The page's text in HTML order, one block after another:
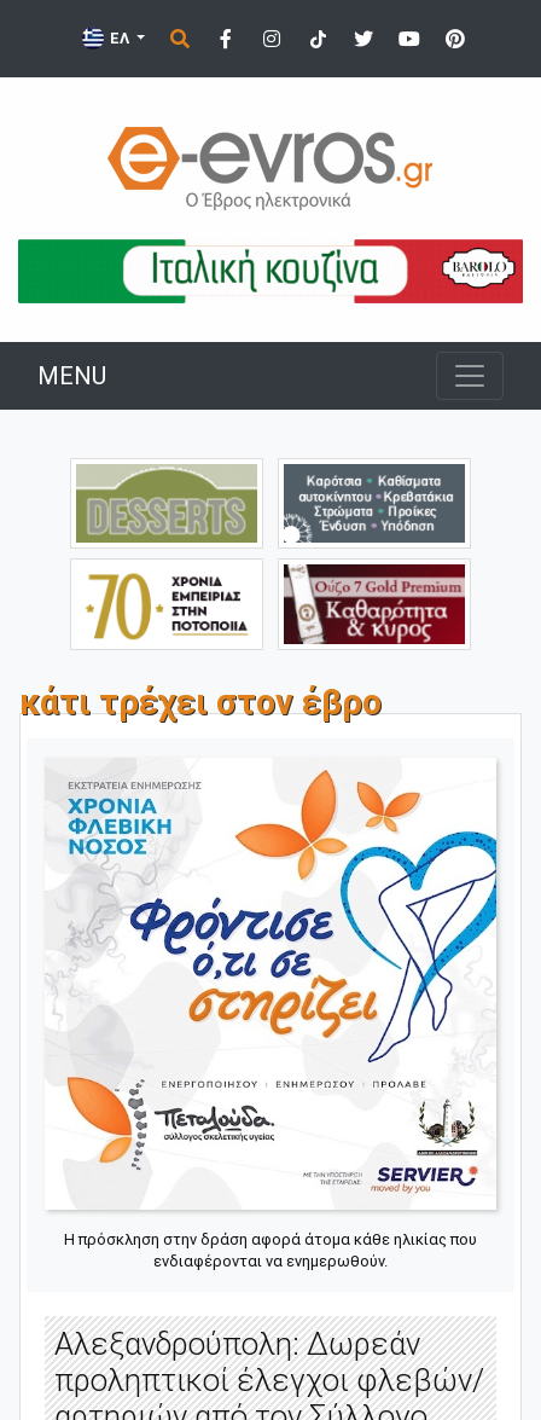
ΕΛ
MENU
κάτι τρέχει στον έβρο
Η πρόσκληση στην δράση αφορά άτομα κάθε ηλικίας που
ενδιαφέρονται να ενημερωθούν.
Αλεξανδρούπολη: Δωρεάν
προληπτικοί έλεγχοι φλεβών/